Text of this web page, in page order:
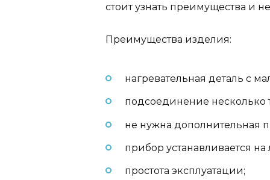
стоит узнать преимущества и
Преимущества изделия:
нагревательная деталь с
подсоединение несколько
не нужна дополнительная
прибор устанавливается
простота эксплуатации;